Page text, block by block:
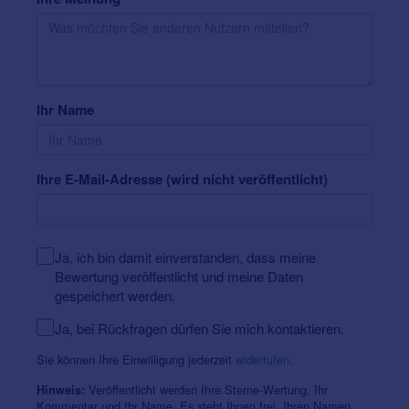
Ihr Name
Ihre E-Mail-Adresse (wird nicht veröffentlicht)
Ja, ich bin damit einverstanden, dass meine
Bewertung veröffentlicht und meine Daten
gespeichert werden.
Ja, bei Rückfragen dürfen Sie mich kontaktieren.
Sie können Ihre Einwilligung jederzeit widerrufen.
Hinweis: Veröffentlicht werden Ihre Sterne-Wertung, Ihr